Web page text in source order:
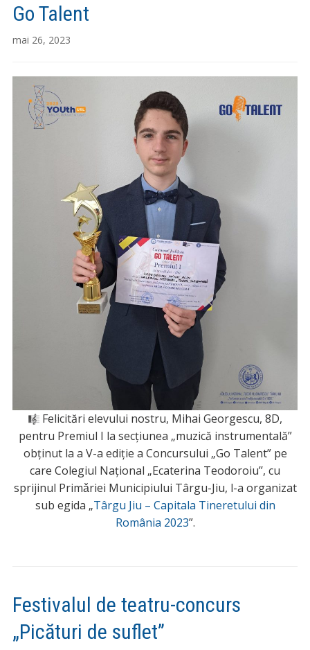
Go Talent
mai 26, 2023
Felicitări elevului nostru, Mihai Georgescu, 8D,
pentru Premiul I la secțiunea „muzică instrumentală”
obținut la a V-a ediţie a Concursului „Go Talent” pe
care Colegiul Naţional „Ecaterina Teodoroiu’’, cu
sprijinul Primǎriei Municipiului Târgu-Jiu, l-a organizat
sub egida „Târgu Jiu – Capitala Tineretului din
România 2023”.
Festivalul de teatru-concurs
„Picături de suflet”